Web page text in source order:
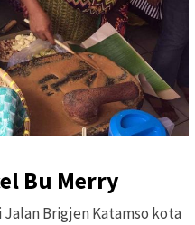
Bu Merry
Brigjen Katamso kota